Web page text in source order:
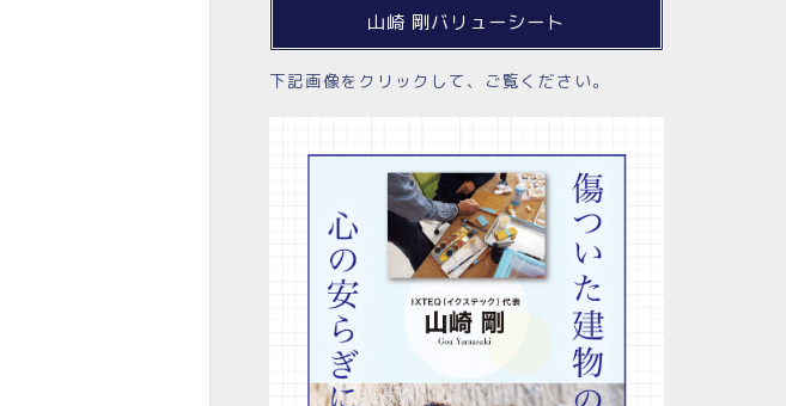
山崎 剛バリューシート
下記画像をクリックして、ご覧ください。